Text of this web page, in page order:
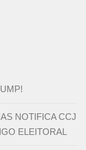
NOTIFICA CCJ
ELEITORAL